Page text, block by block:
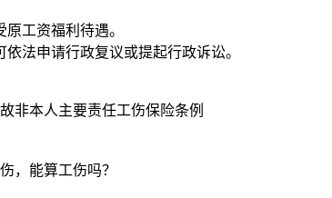
工资福利待遇。
法申请行政复议或提起行政诉讼。
非本人主要责任工伤保险条例
，能算工伤吗？